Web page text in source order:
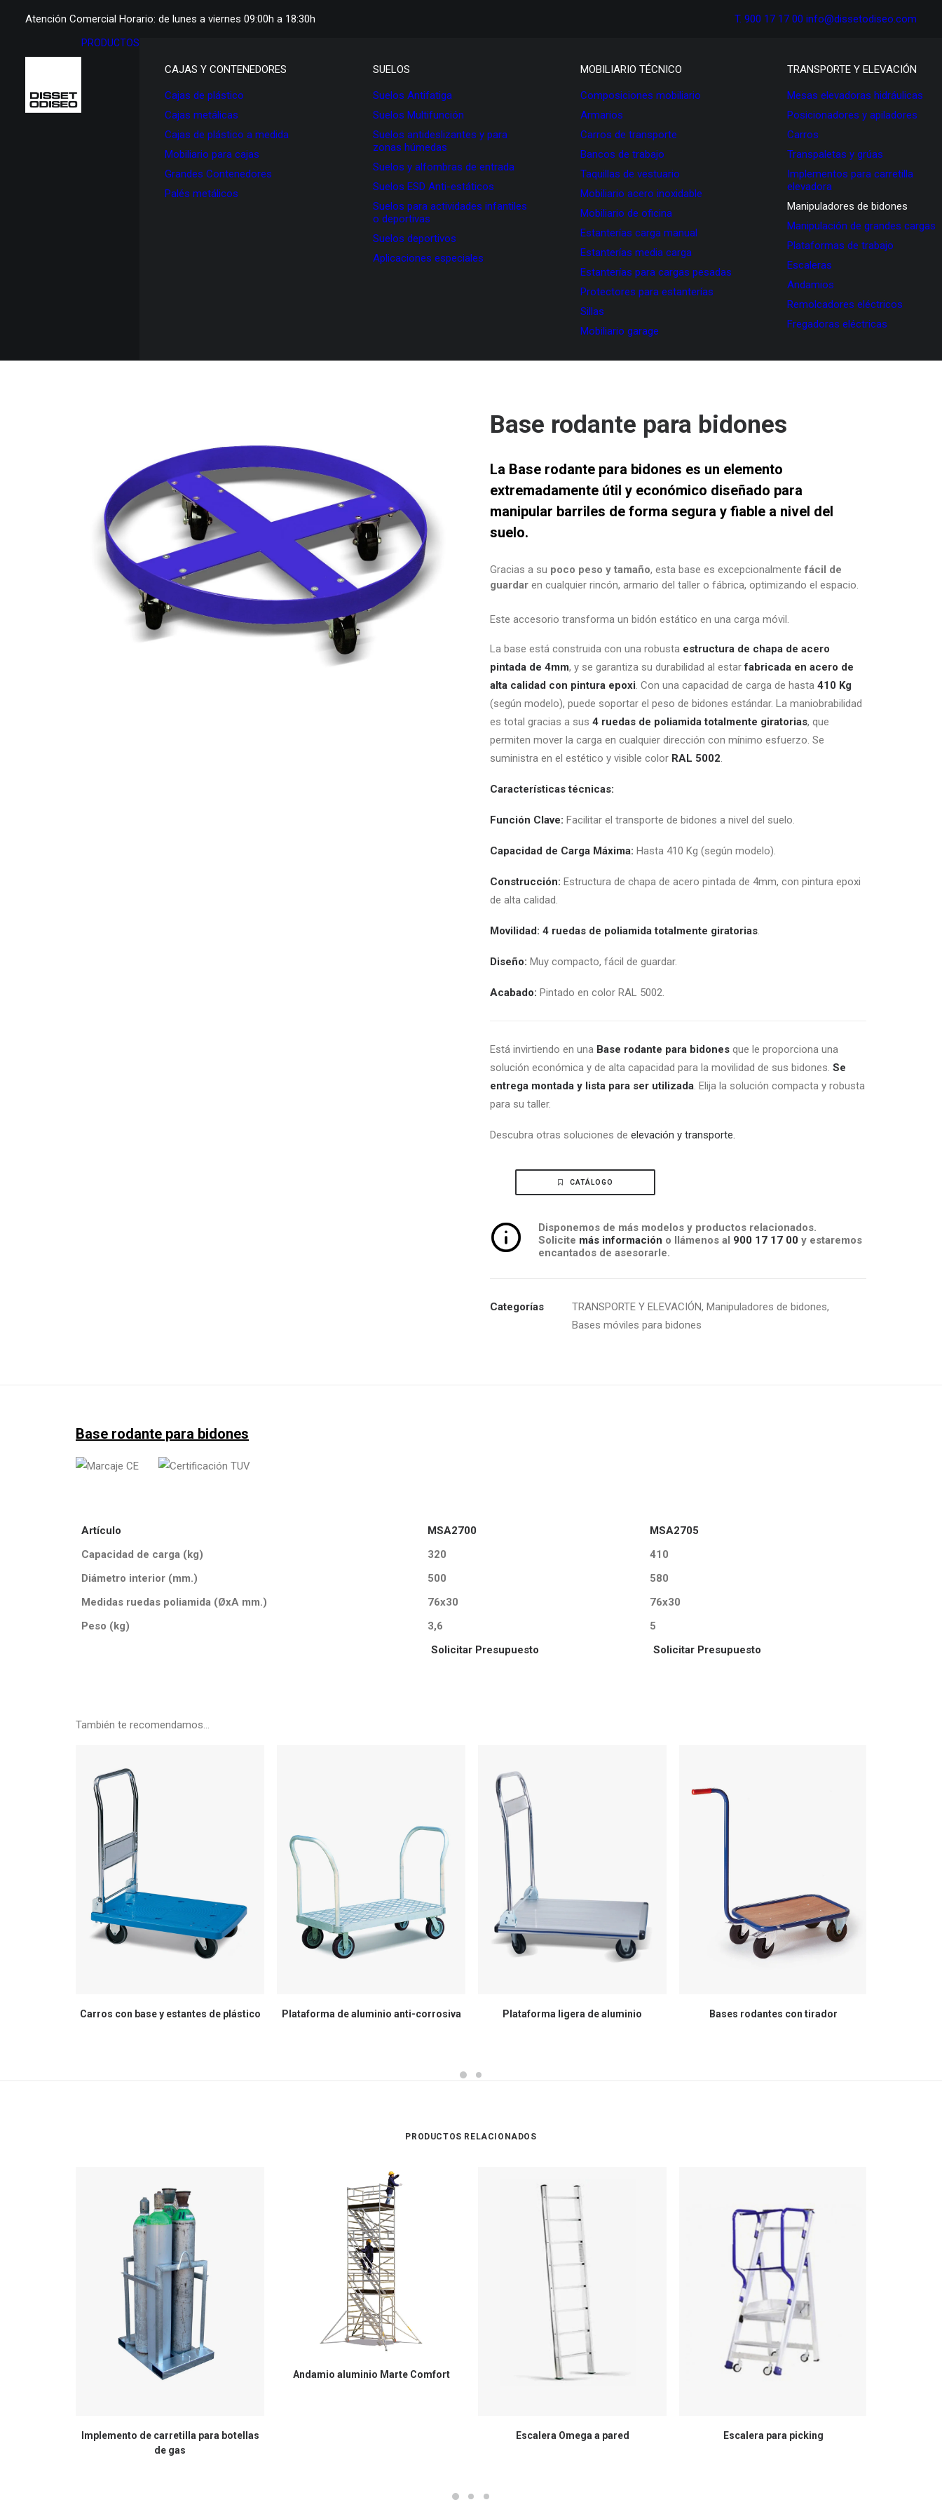
Atención Comercial Horario: de lunes a viernes 09:00h a 18:30h T. 900 17 17 00 info@dissetodiseo.com
PRODUCTOS
CAJAS Y CONTENEDORES
Cajas de plástico
Cajas metálicas
Cajas de plástico a medida
Mobiliario para cajas
Grandes Contenedores
Palés metálicos
SUELOS
Suelos Antifatiga
Suelos Multifunción
Suelos antideslizantes y para
zonas húmedas
Suelos y alfombras de entrada
Suelos ESD Anti-estáticos
Suelos para actividades infantiles
o deportivas
Suelos deportivos
Aplicaciones especiales
MOBILIARIO TÉCNICO
Composiciones mobiliario
Armarios
Carros de transporte
Bancos de trabajo
Taquillas de vestuario
Mobiliario acero inoxidable
Mobiliario de oficina
Estanterías carga manual
Estanterías media carga
Estanterías para cargas pesadas
Protectores para estanterías
Sillas
Mobiliario garage
TRANSPORTE Y ELEVACIÓN
Mesas elevadoras hidráulicas
Posicionadores y apiladores
Carros
Transpaletas y grúas
Implementos para carretilla
elevadora
Manipuladores de bidones
Manipulación de grandes cargas
Plataformas de trabajo
Escaleras
Andamios
Remolcadores eléctricos
Fregadoras eléctricas
Base rodante para bidones
La Base rodante para bidones es un elemento
extremadamente útil y económico diseñado para
manipular barriles de forma segura y fiable a nivel del
suelo.
Gracias a su poco peso y tamaño, esta base es excepcionalmentefácil de
guardar en cualquier rincón, armario del taller o fábrica, optimizando el espacio.
Este accesorio transforma un bidón estático en una carga móvil.
La base está construida con una robusta estructura de chapa de acero
pintada de 4mm, y se garantiza su durabilidad al estarfabricada en acero de
alta calidad con pintura epoxi. Con una capacidad de carga de hasta 410 Kg
(según modelo), puede soportar el peso de bidones estándar. La maniobrabilidad
es total gracias a sus 4 ruedas de poliamida totalmente giratorias, que
permiten mover la carga en cualquier dirección con mínimo esfuerzo. Se
suministra en el estético y visible color RAL 5002.
Características técnicas:
Función Clave: Facilitar el transporte de bidones a nivel del suelo.
Capacidad de Carga Máxima: Hasta 410 Kg (según modelo).
Construcción: Estructura de chapa de acero pintada de 4mm, con pintura epoxi
de alta calidad.
Movilidad: 4 ruedas de poliamida totalmente giratorias.
Diseño: Muy compacto, fácil de guardar.
Acabado: Pintado en color RAL 5002.
Está invirtiendo en una Base rodante para bidones que le proporciona una
solución económica y de alta capacidad para la movilidad de sus bidones. Se
entrega montada y lista para ser utilizada. Elija la solución compacta y robusta
para su taller.
Descubra otras soluciones de elevación y transporte.
CATÁLOGO
Disponemos de más modelos y productos relacionados.
Solicite más información o llámenos al 900 17 17 00 y estaremos
encantados de asesorarle.
Categorías TRANSPORTE Y ELEVACIÓN, Manipuladores de bidones,
Bases móviles para bidones
Base rodante para bidones
Artículo MSA2700
MSA2705
Capacidad de carga (kg)
320
410
Diámetro interior (mm.)
500
580
Medidas ruedas poliamida (ØxA mm.)
76x30
76x30
Peso (kg)
3,6
5
Solicitar Presupuesto
Solicitar Presupuesto
También te recomendamos…
Carros con base y estantes de plástico Plataforma de aluminio anti-corrosiva Plataforma ligera de aluminio Bases rodantes con tirador
PRODUCTOS RELACIONADOS
Implemento de carretilla para botellas
de gas
Andamio aluminio Marte Comfort
Escalera Omega a pared Escalera para picking